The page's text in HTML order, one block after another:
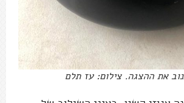
את ההצגה. צילום: עז תלם